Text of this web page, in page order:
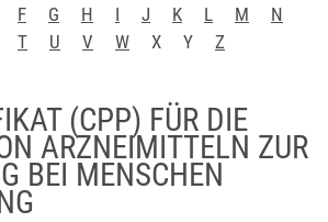
F G H I J K L M
N
T U V W X Y Z
(CPP) FÜR DIE
ARZNEIMITTELN ZUR
BEI MENSCHEN